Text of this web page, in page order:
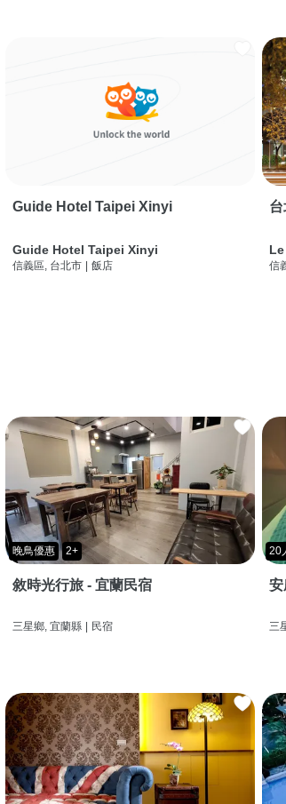
Guide Hotel Taipei Xinyi
Guide Hotel Taipei Xinyi
信義區, 台北市 | 飯店 信
晚鳥優惠 2+
敘時光行旅 - 宜蘭民宿
三星鄉, 宜蘭縣 | 民宿
20
安
三